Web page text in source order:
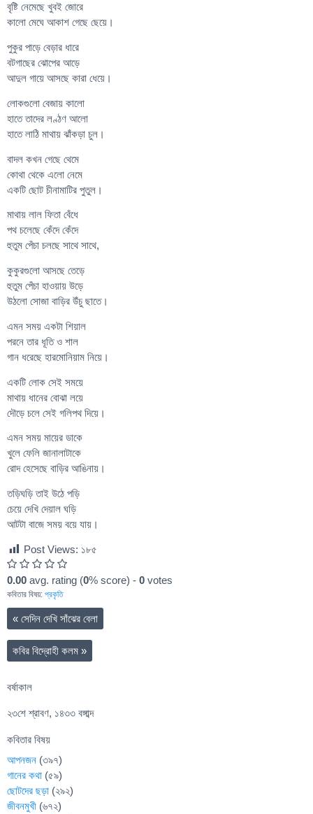
বৃষ্টি নেমেছে খুবই জোরে
কালো মেঘে আকাশ গেছে ছেয়ে।
পুকুর পাড়ে বেড়ার ধারে
বটগাছের ঝোপের আড়ে
আদুল গায়ে আসছে কারা ধেয়ে।
লোকগুলো বেজায় কালো
হাতে তাদের লণ্ঠণ আলো
হাতে লাঠি মাথায় ঝাঁকড়া চুল।
বাদল কখন গেছে থেমে
কোথা থেকে এলো নেমে
একটি ছোট চীনামাটির পুতুল।
মাথায় লাল ফিতা বেঁধে
পথ চলেছে কেঁদে কেঁদে
হুতুম পেঁচা চলছে সাথে সাথে,
কুকুরগুলো আসছে তেড়ে
হুতুম পেঁচা হাওয়ায় উড়ে
উঠলো সোজা বাড়ির উঁচু ছাতে।
এমন সময় একটা শিয়াল
পরনে তার ধূতি ও শাল
গান ধরেছে হারমোনিয়াম নিয়ে।
একটি লোক সেই সময়ে
মাথায় ধানের বোঝা লয়ে
দৌড়ে চলে সেই গলিপথ দিয়ে।
এমন সময় মায়ের ডাকে
খুলে ফেলি জানালাটাকে
রোদ হেসেছে বাড়ির আঙিনায়।
তড়িঘড়ি তাই উঠে পড়ি
চেয়ে দেখি দেয়াল ঘড়ি
আটটা বাজে সময় বয়ে যায়।
Post Views: ১৮৫
0.00 avg. rating (0% score) - 0 votes
কবিতার বিষয়: প্রকৃতি
« সেদিন দেখি সাঁঝের বেলা
কবির বিদ্রোহী কলম »
বর্ষাকাল
২৩শে শ্রাবণ, ১৪৩৩ বঙ্গাব্দ
কবিতার বিষয়
আপনজন (৩৯৭)
গানের কথা (৫৯)
ছোটদের ছড়া (২৯২)
জীবনমুখী (৬৭২)